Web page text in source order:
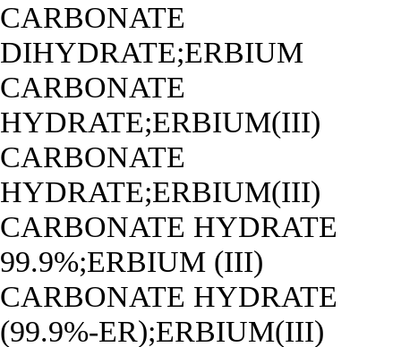
CARBONATE
DIHYDRATE;ERBIUM
CARBONATE
HYDRATE;ERBIUM(III)
CARBONATE
HYDRATE;ERBIUM(III)
CARBONATE HYDRATE
99.9%;ERBIUM (III)
CARBONATE HYDRATE
(99.9%-ER);ERBIUM(III)